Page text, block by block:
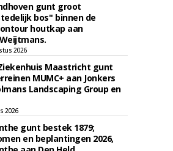
gunt groot
bos'' binnen de
houtkap aan
2026
Maastricht gunt
MUMC+ aan Jonkers
Landscaping Group en
2026
gunt bestek 1879;
en beplantingen 2026,